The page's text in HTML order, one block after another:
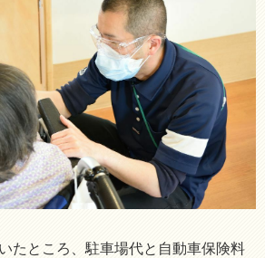
たところ、駐車場代と自動車保険料